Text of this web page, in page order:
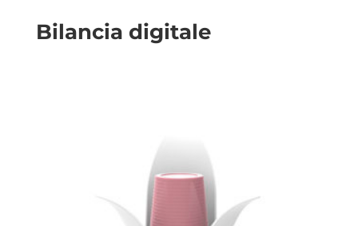
Bilancia digitale